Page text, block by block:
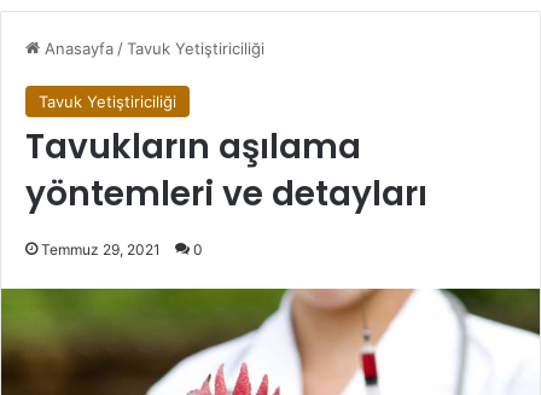
Anasayfa /Tavuk Yetiştiriciliği
Tavuk Yetiştiriciliği
Tavukların aşılama
yöntemleri ve detayları
Temmuz 29, 2021 0